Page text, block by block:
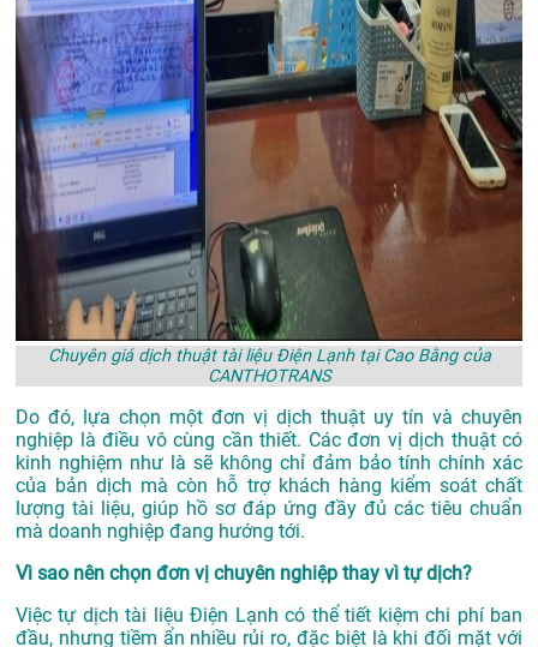
Chuyên giá dịch thuật tài liệu Điện Lạnh tại Cao Bằng của
CANTHOTRANS
Do đó, lựa chọn một đơn vị dịch thuật uy tín và chuyên
nghiệp là điều vô cùng cần thiết. Các đơn vị dịch thuật có
kinh nghiệm như là sẽ không chỉ đảm bảo tính chính xác
của bản dịch mà còn hỗ trợ khách hàng kiểm soát chất
lượng tài liệu, giúp hồ sơ đáp ứng đầy đủ các tiêu chuẩn
mà doanh nghiệp đang hướng tới.
Vì sao nên chọn đơn vị chuyên nghiệp thay vì tự dịch?
Việc tự dịch tài liệu Điện Lạnh có thể tiết kiệm chi phí ban
đầu, nhưng tiềm ẩn nhiều rủi ro, đặc biệt là khi đối mặt với